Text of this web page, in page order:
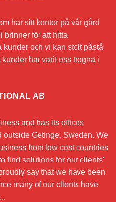
har sitt kontor på vår gård
brinner för att hitta
kunder och vi kan stolt påstå
har varit oss trogna i
AB
and has its offices
outside Getinge, Sweden. We
from low cost countries
find solutions for our clients'
say that we have been
many of our clients have